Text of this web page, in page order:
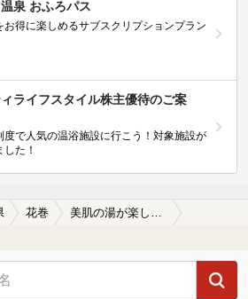
泉 おふろパス
お得に楽しめるサブスクリプションプラン
ィライフスタイル株主優待のご案
度で人気の温浴施設に行こう！対象施設が
た！
花巻 美肌の湯が楽しめる花巻の温泉、日帰り温泉、スーパー銭湯おすすめ